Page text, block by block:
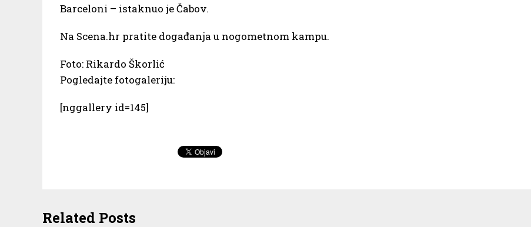
Barceloni – istaknuo je Čabov.
Na Scena.hr pratite događanja u nogometnom kampu.
Foto: Rikardo Škorlić
Pogledajte fotogaleriju:
[nggallery id=145]
Related Posts